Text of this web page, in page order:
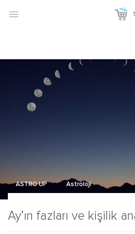

Ay’ın fazları ve kişilik
ASTRO UP Astroloji